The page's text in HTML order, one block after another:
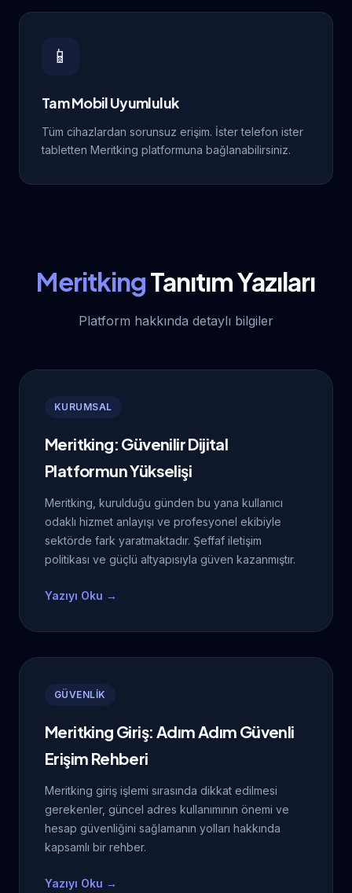
📱
Tam Mobil Uyumluluk
Tüm cihazlardan sorunsuz erişim. İster telefon ister
tabletten Meritking platformuna bağlanabilirsiniz.
MeritkingTanıtım Yazıları
Platform hakkında detaylı bilgiler
KURUMSAL
Meritking: Güvenilir Dijital
Platformun Yükselişi
Meritking, kurulduğu günden bu yana kullanıcı
odaklı hizmet anlayışı ve profesyonel ekibiyle
sektörde fark yaratmaktadır. Şeffaf iletişim
politikası ve güçlü altyapısıyla güven kazanmıştır.
Yazıyı Oku →
GÜVENLİK
Meritking Giriş: Adım Adım Güvenli
Erişim Rehberi
Meritking giriş işlemi sırasında dikkat edilmesi
gerekenler, güncel adres kullanımının önemi ve
hesap güvenliğini sağlamanın yolları hakkında
kapsamlı bir rehber.
Yazıyı Oku →